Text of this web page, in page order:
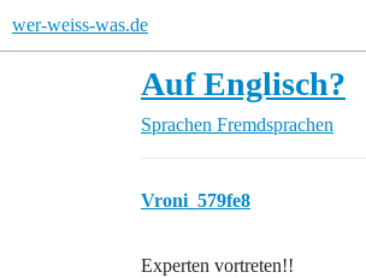
wer-weiss-was.de
Auf Englisch?
Sprachen Fremdsprachen
Vroni_579fe8
Experten vortreten!!